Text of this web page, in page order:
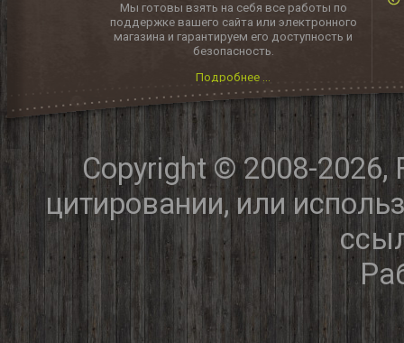
Мы готовы взять на себя все работы по
поддержке вашего сайта или электронного
магазина и гарантируем его доступность и
безопасность.
Подробнее ...
Copyright © 2008-
цитировании, или